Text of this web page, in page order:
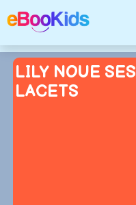
LILY NOUE SES
LACETS